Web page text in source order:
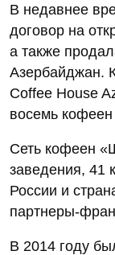
В недавнее
договор на
а также
Азербайджан.
Coffee House
восемь кофеен
Сеть кофеен
заведения, 41
России и
партнеры-
В 2014 году